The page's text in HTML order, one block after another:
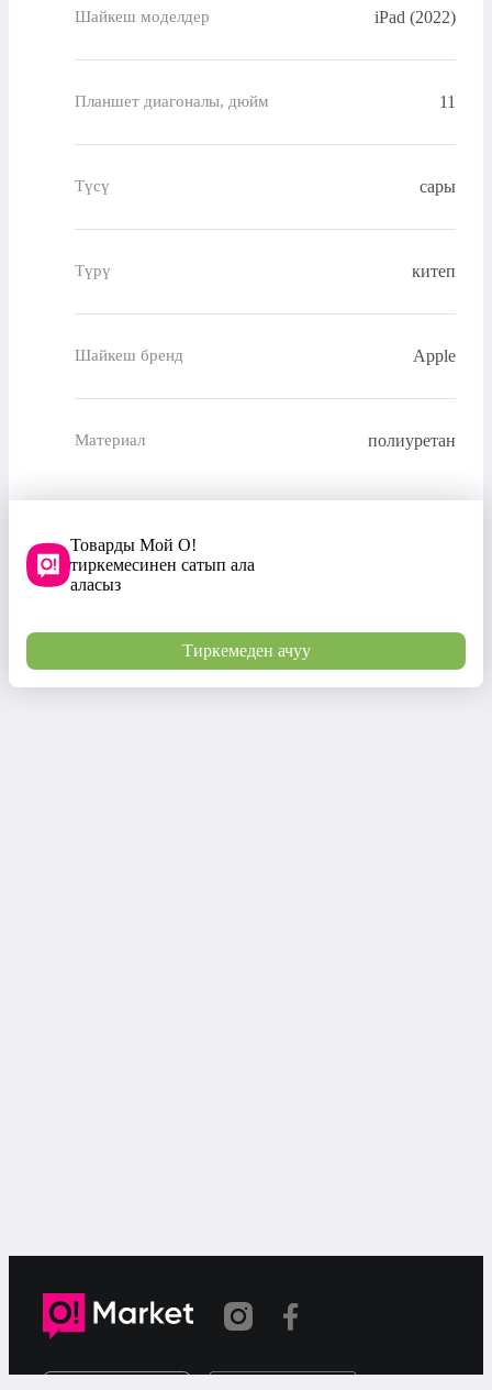
Шайкеш моделдер iPad (2022)
Планшет диагоналы, дюйм 11
Түсү сары
Түрү китеп
Шайкеш бренд Apple
Материал полиуретан
Товарды Мой О!
тиркемесинен сатып ала
аласыз
Тиркемеден ачуу